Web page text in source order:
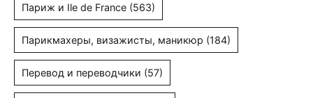
Париж и Ile de France (563)
Парикмахеры, визажисты, маникюр (184)
Перевод и переводчики (57)